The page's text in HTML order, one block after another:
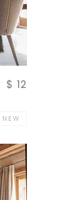
$ 12
NEW